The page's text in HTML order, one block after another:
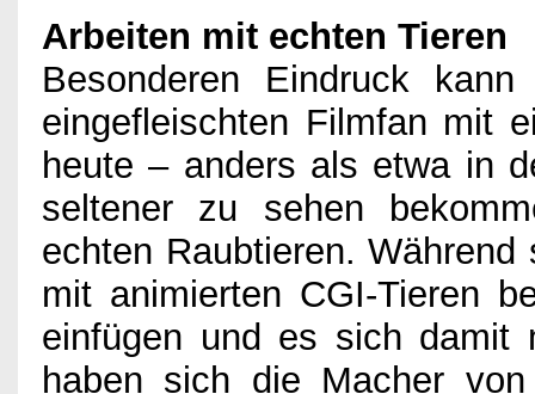
Arbeiten mit echten Tieren
Besonderen Eindruck
eingefleischten Filmfan mit
heute – anders als etwa in
seltener zu sehen
echten Raubtieren.
mit animierten CGI-Tieren
einfügen und es sich damit
haben sich die Macher